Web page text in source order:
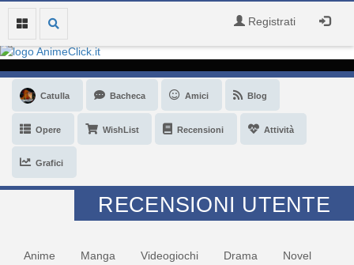
Registrati
Catulla Bacheca Amici Blog
Opere WishList Recensioni Attività
Grafici
RECENSIONI UTENTE
Anime Manga Videogiochi Drama Novel